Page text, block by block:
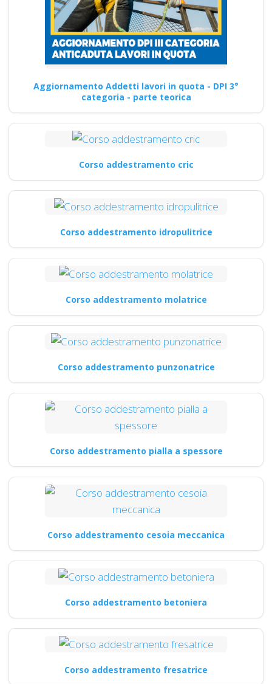
Aggiornamento Addetti lavori in quota - DPI 3°
categoria - parte teorica
Corso addestramento cric
Corso addestramento idropulitrice
Corso addestramento molatrice
Corso addestramento punzonatrice
Corso addestramento pialla a spessore
Corso addestramento cesoia meccanica
Corso addestramento betoniera
Corso addestramento fresatrice